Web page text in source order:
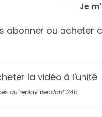
Je
abonner ou acheter
la vidéo à l'unité
au replay pendant 24h